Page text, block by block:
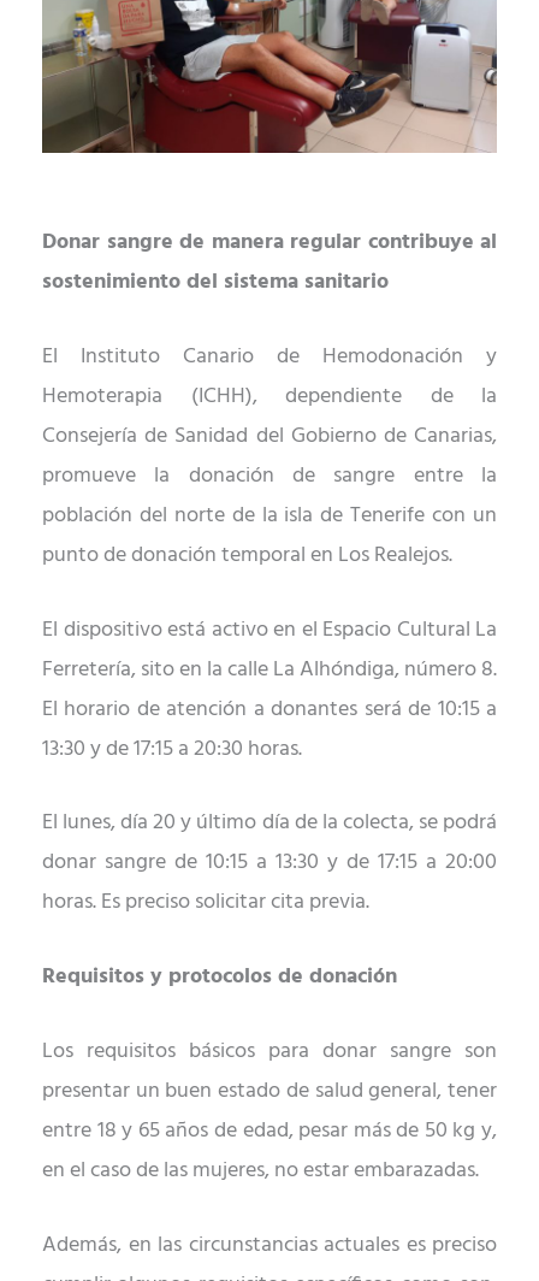
Donar sangre de manera regular contribuye al
sostenimiento del sistema sanitario
El Instituto Canario de Hemodonación y
Hemoterapia (ICHH), dependiente de la
Consejería de Sanidad del Gobierno de Canarias,
promueve la donación de sangre entre la
población del norte de la isla de Tenerife con un
punto de donación temporal en Los Realejos.
El dispositivo está activo en el Espacio Cultural La
Ferretería, sito en la calle La Alhóndiga, número 8.
El horario de atención a donantes será de 10:15 a
13:30 y de 17:15 a 20:30 horas.
El lunes,día20 y último día de la colecta, se podrá
donar sangre de 10:15 a 13:30 y de 17:15 a 20:00
horas. Es preciso solicitar cita previa.
Requisitos y protocolos de donación
Los requisitos básicos para donar sangre son
presentar un buen estado de salud general, tener
entre 18 y 65 años de edad, pesar más de 50 kg y,
en el caso de las mujeres, no estar embarazadas.
Además, en las circunstancias actuales es preciso